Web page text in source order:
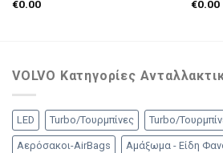
€0.00
€0.00
VOLVO Κατηγορίες
LED Turbo/Τουρμπίνες Turbo/
Αερόσακοι-AirBags Αμάξωμα - Είδη